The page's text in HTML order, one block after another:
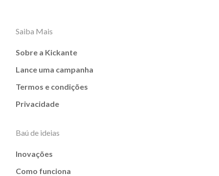
Saiba Mais
Sobre a Kickante
Lance uma campanha
Termos e condições
Privacidade
Baú de ideias
Inovações
Como funciona